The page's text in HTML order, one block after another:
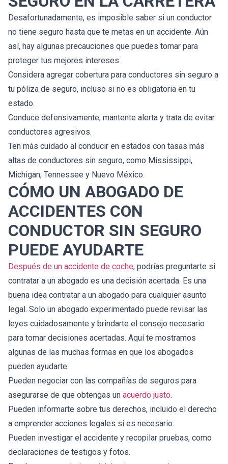
Desafortunadamente, es imposible saber si un conductor
no tiene seguro hasta que te metas en un accidente. Aún
así, hay algunas precauciones que puedes tomar para
proteger tus mejores intereses:
Considera agregar cobertura para conductores sin seguro a
tu póliza de seguro, incluso si no es obligatoria en tu
estado.
Conduce defensivamente, mantente alerta y trata de evitar
conductores agresivos.
Ten más cuidado al conducir en estados con tasas más
altas de conductores sin seguro, como Mississippi,
Michigan, Tennessee y Nuevo México.
CÓMO UN ABOGADO DE
ACCIDENTES CON
CONDUCTOR SIN SEGURO
PUEDE AYUDARTE
Después de un accidente de coche, podrías preguntarte si
contratar a un abogado es una decisión acertada. Es una
buena idea contratar a un abogado para cualquier asunto
legal. Solo un abogado experimentado puede revisar las
leyes cuidadosamente y brindarte el consejo necesario
para tomar decisiones acertadas. Aquí te mostramos
algunas de las muchas formas en que los abogados
pueden ayudarte:
Pueden negociar con las compañías de seguros para
asegurarse de que obtengas un acuerdo justo.
Pueden informarte sobre tus derechos, incluido el derecho
a emprender acciones legales si es necesario.
Pueden investigar el accidente y recopilar pruebas, como
declaraciones de testigos y fotos.